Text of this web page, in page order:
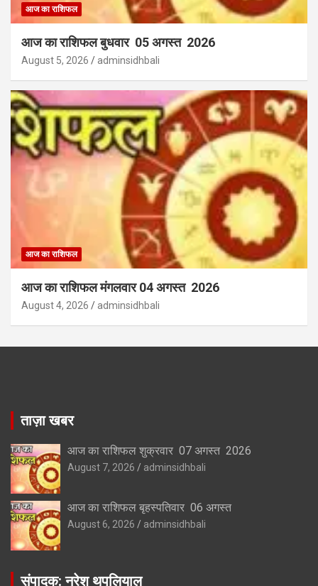
आज का राशिफल
आज का राशिफल बुधवार 05 अगस्त 2026
August 5, 2026 adminsidhbali
आज का राशिफल
आज का राशिफल मंगलवार 04 अगस्त 2026
August 4, 2026 adminsidhbali
ताज़ा खबर
आज का राशिफल शुक्रवार 07 अगस्त 2026
August 7, 2026 adminsidhbali
आज का राशिफल बृहस्पतिवार 06 अगस्त
August 6, 2026 adminsidhbali
संपादक: नरेश थपलियाल